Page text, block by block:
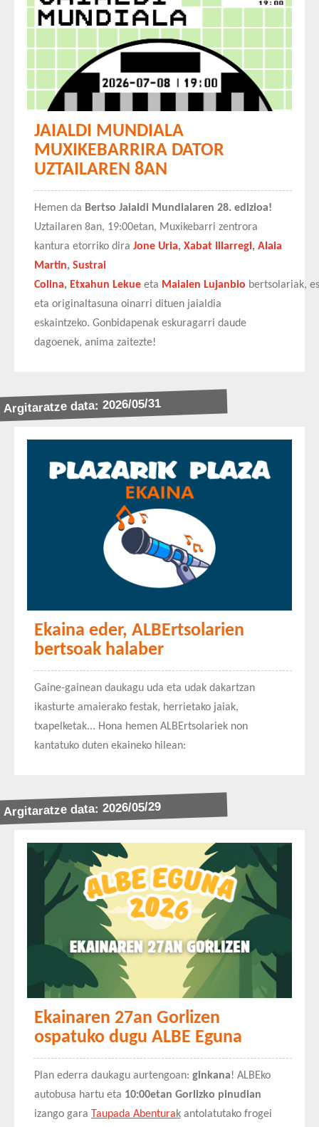
JAIALDI MUNDIALA
MUXIKEBARRIRA DATOR
UZTAILAREN 8AN
Hemen da Bertso Jaialdi Mundialaren 28. edizioa!
Uztailaren 8an, 19:00etan, Muxikebarri zentrora
kantura etorriko dira Jone Uria, Xabat Illarregi, Alaia
Martin, Sustrai
Colina, Etxahun Lekue eta Maialen Lujanbio bertsolariak,
eta originaltasuna oinarri dituen jaialdia
eskaintzeko. Gonbidapenak eskuragarri daude
dagoenek, anima zaitezte!
Argitaratze data: 2026/05/31
Ekaina eder, ALBErtsolarien
bertsoak halaber
Gaine-gainean daukagu uda eta udak dakartzan
ikasturte amaierako festak, herrietako jaiak,
txapelketak... Hona hemen ALBErtsolariek non
kantatuko duten ekaineko hilean:
Argitaratze data: 2026/05/29
Ekainaren 27an Gorlizen
ospatuko dugu ALBE Eguna
Plan ederra daukagu aurtengoan: ginkana! ALBEko
autobusa hartu eta 10:00etan Gorlizko pinudian
izango gara Taupada Abenturak antolatutako frogei